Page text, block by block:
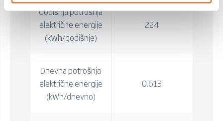
Godišnja potrošnja
električne energije
(kWh/godišnje)
224
Dnevna potrošnja
električne energije
(kWh/dnevno)
0.613